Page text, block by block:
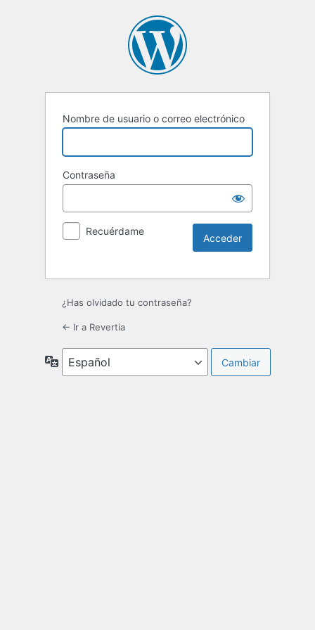
Nombre de usuario o correo electrónico
Contraseña
Recuérdame
¿Has olvidado tu contraseña?
← Ir a Revertia
Idioma